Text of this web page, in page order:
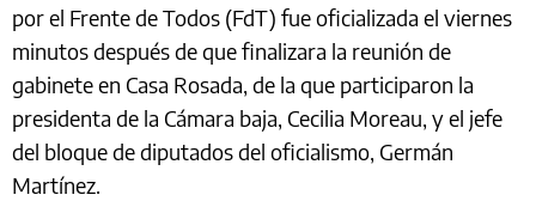
por el Frente de Todos (FdT) fue oficializada el viernes
minutos después de que finalizara la reunión de
gabinete en Casa Rosada, de la que participaron la
presidenta de la Cámara baja, Cecilia Moreau, y el jefe
del bloque de diputados del oficialismo, Germán
Martínez.